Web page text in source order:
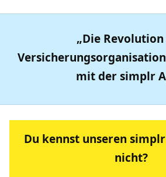
„Die
mit dersimplr
Du kennst unseren
nicht?